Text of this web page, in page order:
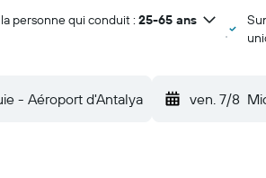
personne qui conduit : 25-65 ans
- Aéroport d'Antalya ven. 7/8